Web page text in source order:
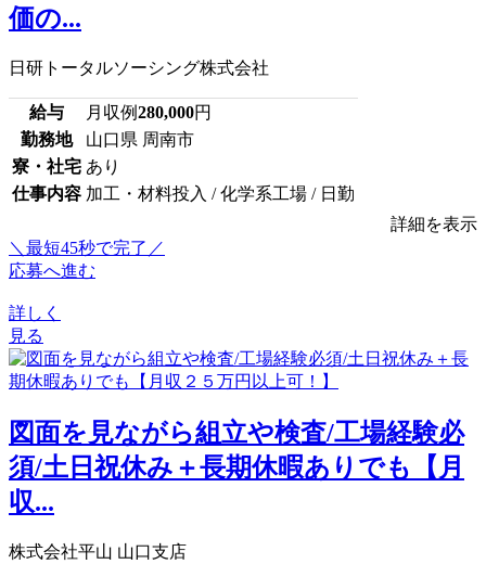
価の...
日研トータルソーシング株式会社
給与 月収例280,000円
勤務地
山口県 周南市
寮・社宅 あり
仕事内容 加工・材料投入 / 化学系工場 / 日勤
詳細を表示
＼最短45秒で完了／
応募へ進む
詳しく
見る
図面を見ながら組立や検査/工場経験必
須/土日祝休み＋長期休暇ありでも【月
収...
株式会社平山 山口支店